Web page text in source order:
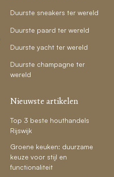
Duurste sneakers ter wereld
Duurste paard ter wereld
Duurste yacht ter wereld
Duurste champagne ter
wereld
Nieuwste artikelen
Top 3 beste houthandels
Rijswijk
Groene keuken: duurzame
keuze voor stijl en
functionaliteit